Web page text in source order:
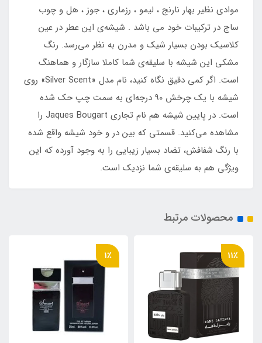
موادی نظیر بهار نارنج ، لیمو ، رزماری ، جوز ، هل و چوب
ساج در ترکیبات خود می باشد . شیشه‌ی این عطر در عین
کلاسیک بودن بسیار شیک و مدرن به نظر می‌رسد. رنگ
مشکی این شیشه با سلیقه‌ی شما کاملا سازگار و هماهنگ
است. اگر کمی دقیق نگاه کنید، نام مدل «Silver Scent» روی
شیشه با یک چرخش 90 درجه‌ای به سمت چپ حک شده
است. در پایین شیشه هم نام تجاری Jaques Bougart را
مشاهده می‌کنید. قسمتی که بین در و خود شیشه واقع شده
با رنگ شفافش، تضاد بسیار زیبایی را به وجود آورده که این
ویژگی هم به سلیقه‌ی شما نزدیک است.
محصولات مرتبط
11٪ 1٪